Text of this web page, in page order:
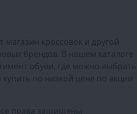
магазин кроссовок и другой
брендов. В нашем каталоге
обуви, где можно выбрать
купить по низкой цене по акции
права защищены